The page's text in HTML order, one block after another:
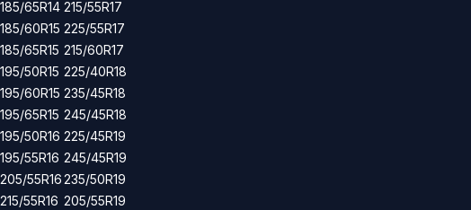
185/65R14
185/60R15
185/65R15
195/50R15
195/60R15
195/65R15
195/50R16
195/55R16
205/55R16
215/55R16
215/55R17
225/55R17
215/60R17
225/40R18
235/45R18
245/45R18
225/45R19
245/45R19
235/50R19
205/55R19